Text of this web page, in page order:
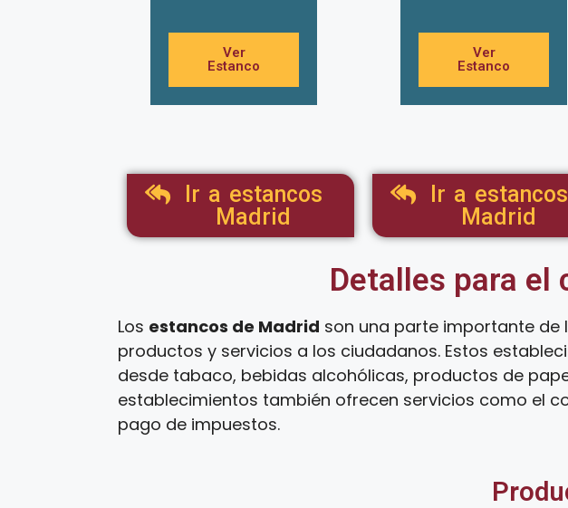
Ver
Estanco
Ver
Estanco
Ir a estancos
Madrid
Ir a estancos
Madrid
Detalles para el
Los estancos de Madrid son una parte importante
productos y servicios a los ciudadanos. Estos
desde tabaco, bebidas alcohólicas, productos de
establecimientos también ofrecen servicios como el
pago de impuestos.